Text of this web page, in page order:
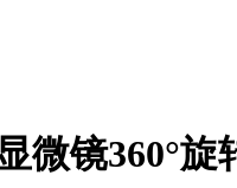
微镜360°旋